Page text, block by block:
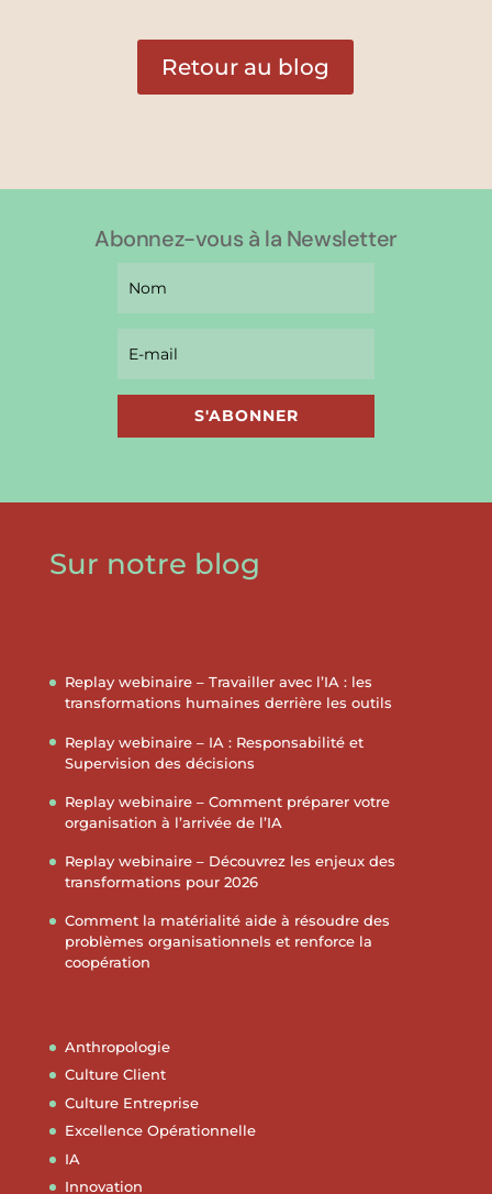
Retour au blog
Abonnez-vous à la Newsletter
S'ABONNER
Sur notre blog
Replay webinaire – Travailler avec l’IA : les
transformations humaines derrière les outils
Replay webinaire – IA : Responsabilité et
Supervision des décisions
Replay webinaire – Comment préparer votre
organisation à l’arrivée de l’IA
Replay webinaire – Découvrez les enjeux des
transformations pour 2026
Comment la matérialité aide à résoudre des
problèmes organisationnels et renforce la
coopération
Anthropologie
Culture Client
Culture Entreprise
Excellence Opérationnelle
IA
Innovation